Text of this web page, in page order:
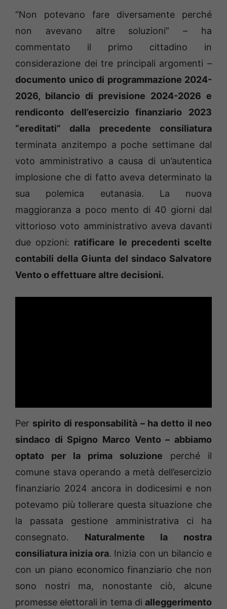
“Non potevano fare diversamente perché
non avevano altre soluzioni” – ha
commentato il primo cittadino in
considerazione dei tre principali argomenti –
documento unico di programmazione 2024-
2026, bilancio di previsione 2024-2026 e
rendiconto dell’esercizio finanziario 2023
“ereditati” dalla precedente consiliatura
terminata anzitempo a poche settimane dal
voto amministrativo a causa di un’autentica
implosione che di fatto aveva determinato la
sua polemica eutanasia. La nuova
maggioranza a poco mento di 40 giorni dal
vittorioso voto amministrativo aveva davanti
due opzioni: ratificare le precedenti scelte
contabili della Giunta del sindaco Salvatore
Vento o effettuare altre decisioni.
Per spirito di responsabilità – ha detto il neo
sindaco di Spigno Marco Vento – abbiamo
optato per la prima soluzione perché il
comune stava operando a metà dell’esercizio
finanziario 2024 ancora in dodicesimi e non
potevamo più tollerare questa situazione che
la passata gestione amministrativa ci ha
consegnato. Naturalmente la nostra
consiliatura inizia ora. Inizia con un bilancio e
con un piano economico finanziario che non
sono nostri ma, nonostante ciò, alcune
promesse elettorali in tema di alleggerimento